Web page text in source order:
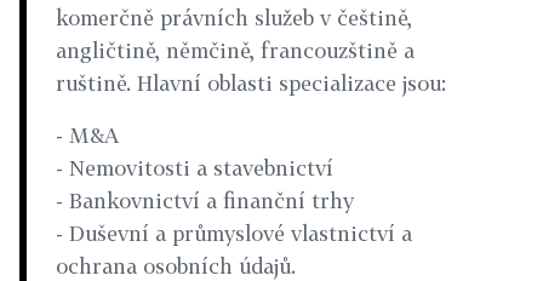
komerčně právních služeb v češtině,
angličtině, němčině, francouzštině a
ruštině. Hlavní oblasti specializace jsou:
- M&A
- Nemovitosti a stavebnictví
- Bankovnictví a finanční trhy
- Duševní a průmyslové vlastnictví a
ochrana osobních údajů.